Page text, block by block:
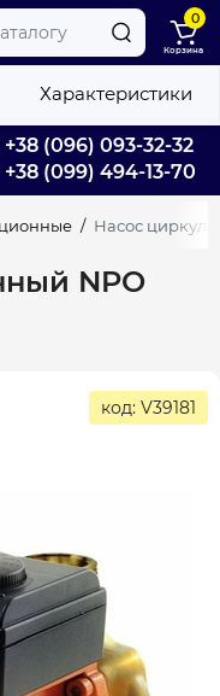
+38 (096) 093-32-32
+38 (099) 494-13-70
0
Корзина
Насос
NPO
Характеристики
код: V39181